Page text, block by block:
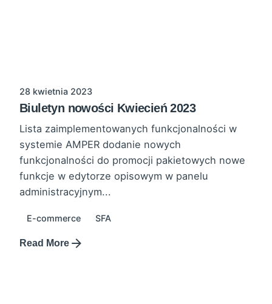
28 kwietnia 2023
Biuletyn nowości Kwiecień 2023
Lista zaimplementowanych funkcjonalności w
systemie AMPER dodanie nowych
funkcjonalności do promocji pakietowych nowe
funkcje w edytorze opisowym w panelu
administracyjnym...
E-commerce SFA
Read More